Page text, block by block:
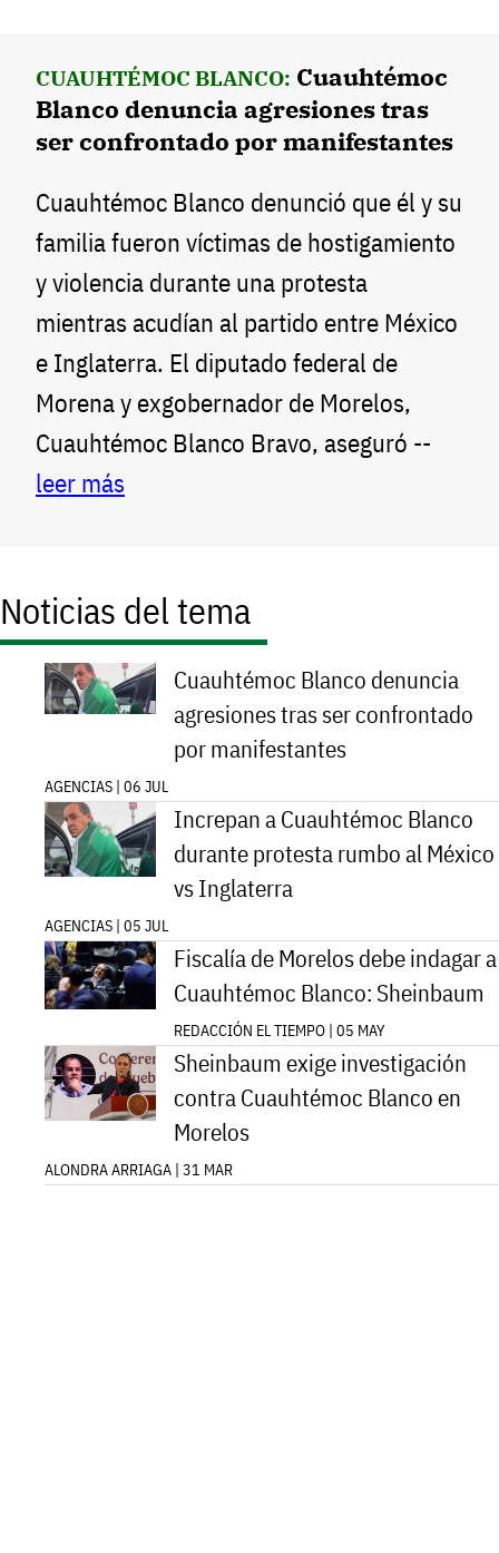
CUAUHTÉMOC BLANCO: Cuauhtémoc
Blanco denuncia agresiones tras
ser confrontado por manifestantes
Cuauhtémoc Blanco denunció que él y su
familia fueron víctimas de hostigamiento
y violencia durante una protesta
mientras acudían al partido entre México
e Inglaterra. El diputado federal de
Morena y exgobernador de Morelos,
Cuauhtémoc Blanco Bravo, aseguró --
leer más
Noticias del tema
Cuauhtémoc Blanco denuncia
agresiones tras ser confrontado
por manifestantes
AGENCIAS | 06 JUL
Increpan a Cuauhtémoc Blanco
durante protesta rumbo al México
vs Inglaterra
AGENCIAS | 05 JUL
Fiscalía de Morelos debe indagar a
Cuauhtémoc Blanco: Sheinbaum
REDACCIÓN EL TIEMPO | 05 MAY
Sheinbaum exige investigación
contra Cuauhtémoc Blanco en
Morelos
ALONDRA ARRIAGA | 31 MAR